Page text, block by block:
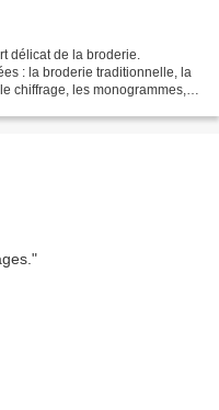
délicat de la broderie.
: la broderie traditionnelle, la
chiffrage, les monogrammes,